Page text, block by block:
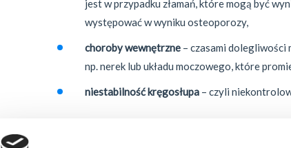
jest w przypadku złamań, które mogą być
występować w wyniku osteoporozy,
chorobywewnętrzne – czasami dolegliwości
np. nerek lub układu moczowego, które
niestabilnośćkręgosłupa – czyli
Zrozumienie tych różnorodnych